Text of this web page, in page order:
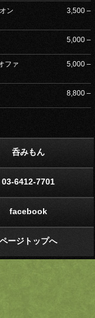
ン
3,500 –
5,000 –
ファ
5,000 –
8,800 –
呑みもん
03-6412-7701
facebook
ページトップへ